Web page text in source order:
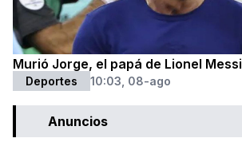
Murió Jorge, el papá de Lionel Messi
Deportes 10:03, 08-ago
Anuncios